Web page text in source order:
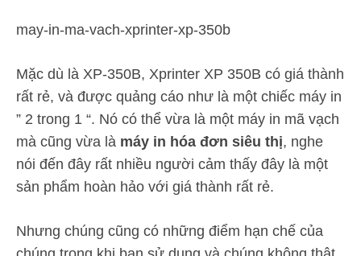
may-in-ma-vach-xprinter-xp-350b
Mặc dù là XP-350B, Xprinter XP 350B có giá thành
rất rẻ, và được quảng cáo như là một chiếc máy in
” 2 trong 1 “. Nó có thể vừa là một máy in mã vạch
mà cũng vừa là máy in hóa đơn siêu thị, nghe
nói đến đây rất nhiều người cảm thấy đây là một
sản phẩm hoàn hảo với giá thành rất rẻ.
Nhưng chúng cũng có những điểm hạn chế của